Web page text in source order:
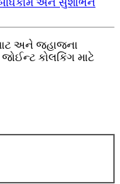
અને સુશોભન
અને જહાજના
જોઈન્ટ કોલકિંગ માટે